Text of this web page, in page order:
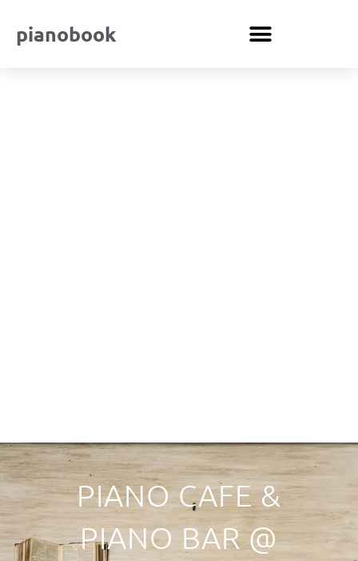
pianobook
PIANO CAFE &
PIANO BAR @